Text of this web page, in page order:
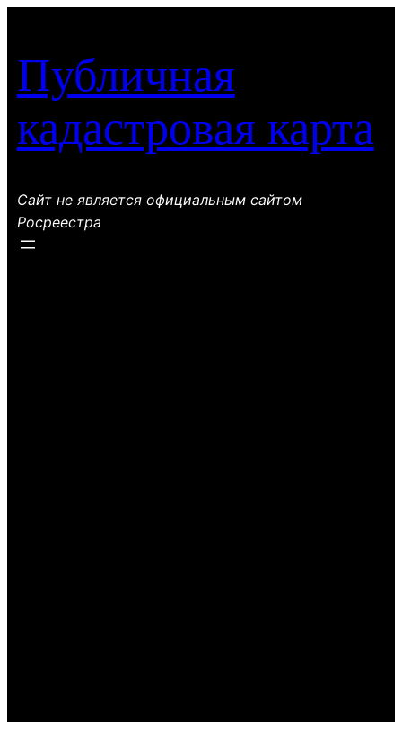
содержимому
Публичная
кадастровая карта
Сайт не является официальным сайтом
Росреестра